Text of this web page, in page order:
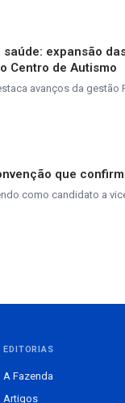
expansão
Centro de Autismo
avanços da
que
como candidato a
EDITORIAS
A Fazenda
Artigos